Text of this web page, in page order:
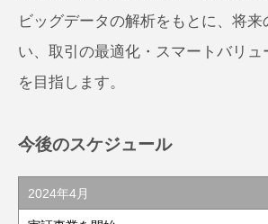
ビッグデータの解析をもとに、将
い、取引の最適化・スマートバリュ
を目指します。
今後のスケジュール
2024年4月